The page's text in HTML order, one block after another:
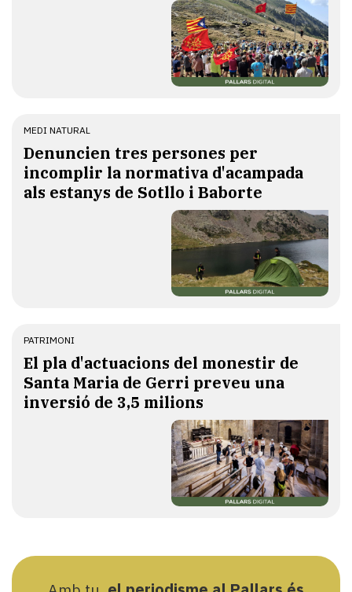
MEDI NATURAL
Denuncien tres persones per
incomplir la normativa d'acampada
als estanys de Sotllo i Baborte
PATRIMONI
El pla d'actuacions del monestir de
Santa Maria de Gerri preveu una
inversió de 3,5 milions